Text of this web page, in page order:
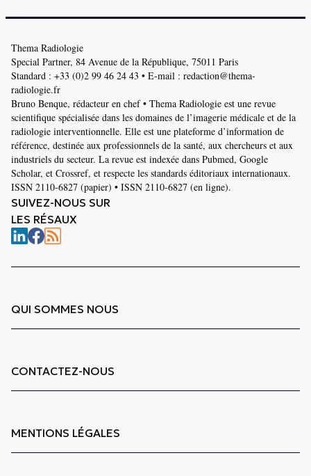
Thema Radiologie
Special Partner, 84 Avenue de la République, 75011 Paris
Standard : +33 (0)2 99 46 24 43 • E-mail : redaction@thema-
radiologie.fr
Bruno Benque, rédacteur en chef • Thema Radiologie est une revue
scientifique spécialisée dans les domaines de l’imagerie médicale et de la
radiologie interventionnelle. Elle est une plateforme d’information de
référence, destinée aux professionnels de la santé, aux chercheurs et aux
industriels du secteur. La revue est indexée dans Pubmed, Google
Scholar, et Crossref, et respecte les standards éditoriaux internationaux.
ISSN 2110-6827 (papier) • ISSN 2110-6827 (en ligne).
SUIVEZ-NOUS SUR
LES RÉSAUX
QUI SOMMES NOUS
CONTACTEZ-NOUS
MENTIONS LÉGALES